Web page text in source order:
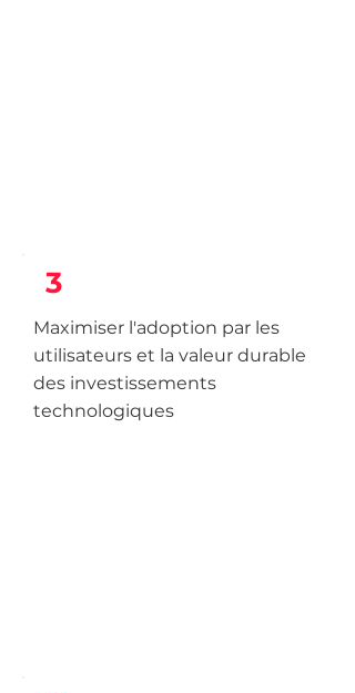
3
Maximiser l'adoption par les
utilisateurs et la valeur durable
des investissements
technologiques